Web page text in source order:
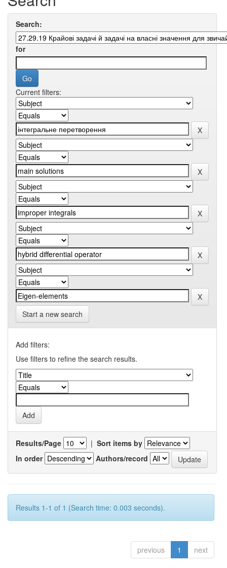
Search:
for
Current filters:
Start a new search
Add filters:
Use filters to refine the search results.
Results/Page | Sort items by
In order
Authors/record
Results 1-1 of 1 (Search time: 0.003 seconds).
previous 1 next